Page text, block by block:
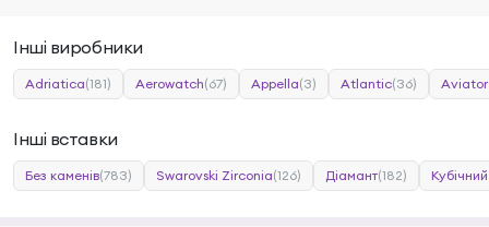
Інші виробники
Adriatica(181) Aerowatch(67) Appella(3) Atlantic(36) Aviator
Інші вставки
Без каменів(783) Swarovski Zirconia(126) Діамант(182)